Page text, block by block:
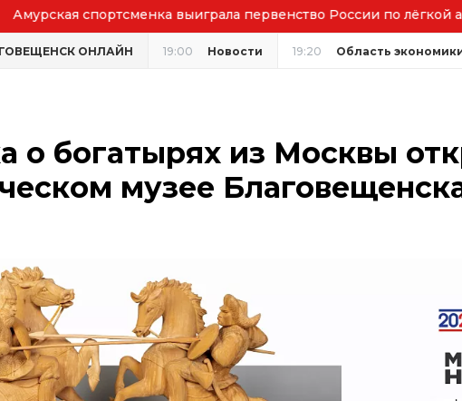
Благовещенск вошёл в число городов с наилучшим
ОНЛАЙН 19:00 Новости 19:20 Область
о богатырях из Москвы
музее